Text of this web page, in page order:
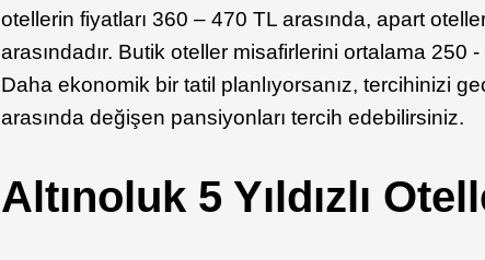
otellerin fiyatları 360 – 470 TL arasında, apart
arasındadır. Butik oteller misafirlerini ortalama 250
Daha ekonomik bir tatil planlıyorsanız, tercihinizi
arasında değişen pansiyonları tercih edebilirsiniz.
Altınoluk 5 Yıldızlı